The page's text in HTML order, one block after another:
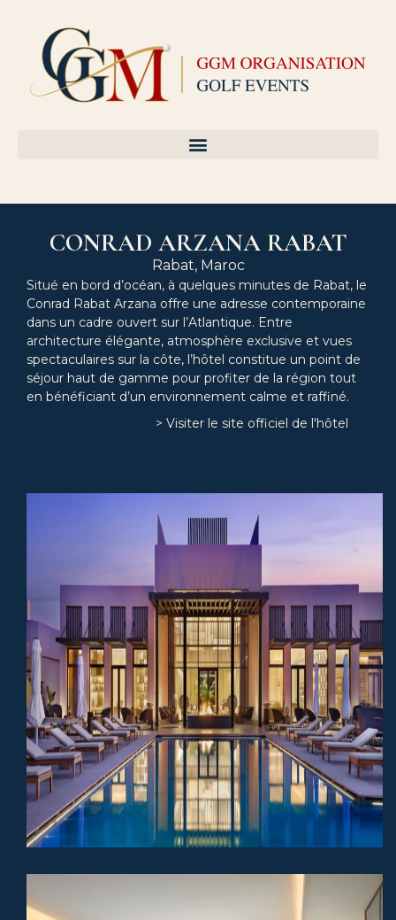
CONRAD ARZANA RABAT
Rabat, Maroc
Situé en bord d’océan, à quelques minutes de Rabat, le
Conrad Rabat Arzana offre une adresse contemporaine
dans un cadre ouvert sur l’Atlantique. Entre
architecture élégante, atmosphère exclusive et vues
spectaculaires sur la côte, l’hôtel constitue un point de
séjour haut de gamme pour profiter de la région tout
en bénéficiant d’un environnement calme et raffiné.
> Visiter le site officiel de l'hôtel